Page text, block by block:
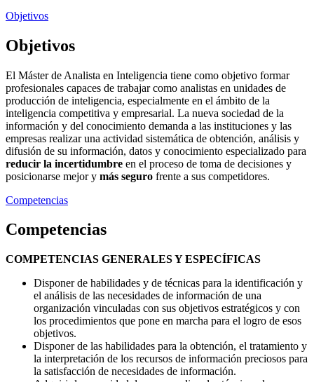
Objetivos
Objetivos
El Máster de Analista en Inteligencia tiene como objetivo formar
profesionales capaces de trabajar como analistas en unidades de
producción de inteligencia, especialmente en el ámbito de la
inteligencia competitiva y empresarial. La nueva sociedad de la
información y del conocimiento demanda a las instituciones y las
empresas realizar una actividad sistemática de obtención, análisis y
difusión de su información, datos y conocimiento especializado para
reducir la incertidumbre en el proceso de toma de decisiones y
posicionarse mejor y más seguro frente a sus competidores.
Competencias
Competencias
COMPETENCIAS GENERALES Y ESPECÍFICAS
Disponer de habilidades y de técnicas para la identificación y
el análisis de las necesidades de información de una
organización vinculadas con sus objetivos estratégicos y con
los procedimientos que pone en marcha para el logro de esos
objetivos.
Disponer de las habilidades para la obtención, el tratamiento y
la interpretación de los recursos de información preciosos para
la satisfacción de necesidades de información.